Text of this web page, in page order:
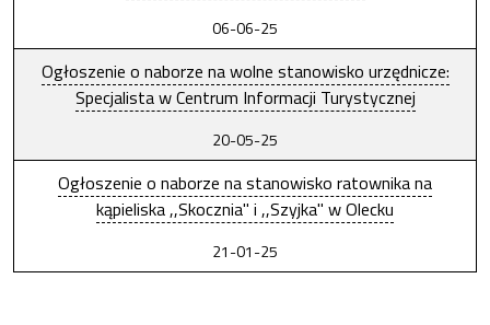
06-06-25
Ogłoszenie o naborze na wolne stanowisko urzędnicze:
Specjalista w Centrum Informacji Turystycznej
20-05-25
Ogłoszenie o naborze na stanowisko ratownika na
kąpieliska ,,Skocznia" i ,,Szyjka" w Olecku
21-01-25